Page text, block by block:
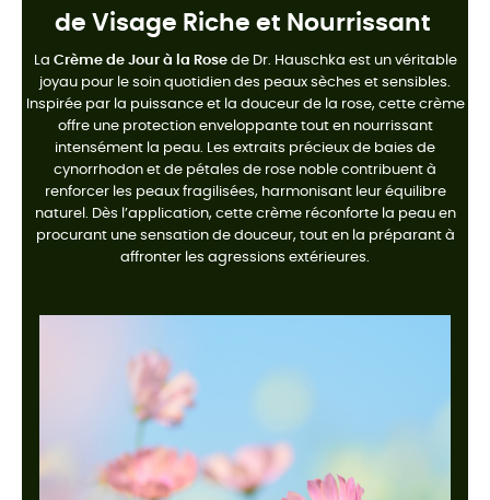
de Visage Riche et Nourrissant
La Crème de Jour à la Rosede Dr. Hauschka est un véritable
joyau pour le soin quotidien des peaux sèches et sensibles.
Inspirée par la puissance et la douceur de la rose, cette crème
offre une protection enveloppante tout en nourrissant
intensément la peau. Les extraits précieux de baies de
cynorrhodon et de pétales de rose noble contribuent à
renforcer les peaux fragilisées, harmonisant leur équilibre
naturel. Dès l’application, cette crème réconforte la peau en
procurant une sensation de douceur, tout en la préparant à
affronter les agressions extérieures.